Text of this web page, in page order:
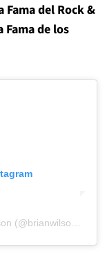
Fama del Rock &
Fama de los